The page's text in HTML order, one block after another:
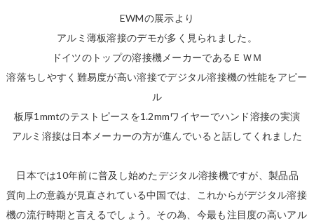
EWMの展示より
アルミ薄板溶接のデモが多く見られました。
ドイツのトップの溶接機メーカーであるＥＷＭ
溶落ちしやすく難易度が高い溶接でデジタル溶接機の性能をアピー
ル
板厚1mmtのテストピースを1.2mmワイヤーでハンド溶接の実演
アルミ溶接は日本メーカーの方が進んでいると話してくれました
日本では10年前に普及し始めたデジタル溶接機ですが、製品品
質向上の意義が見直されている中国では、これからがデジタル溶接
機の流行時期と言えるでしょう。その為、今最も注目度の高いアル